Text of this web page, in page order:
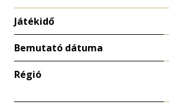
Játékidő
Bemutató dátuma
Régió